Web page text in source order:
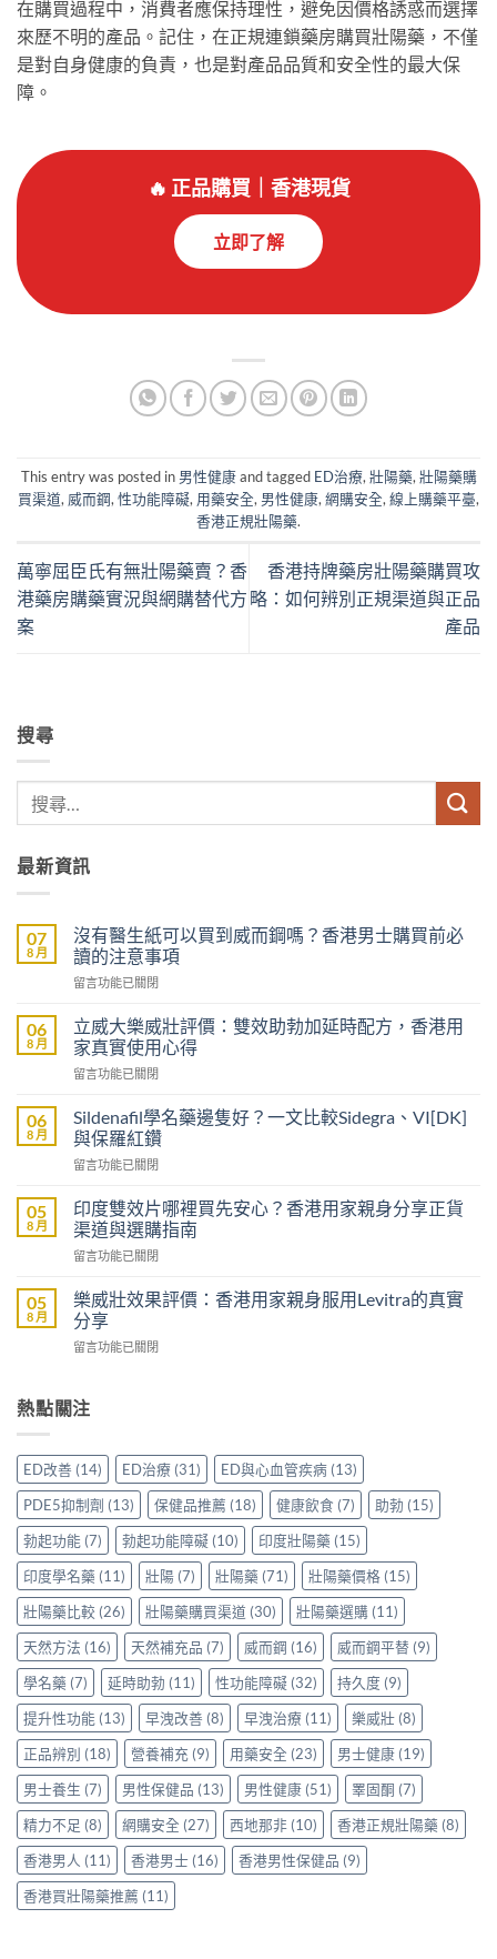
在購買過程中，消費者應保持理性，避免因價格誘惑而選擇
來歷不明的產品。記住，在正規連鎖藥房購買壯陽藥，不僅
是對自身健康的負責，也是對產品品質和安全性的最大保
障。
🔥 正品購買｜香港現貨
立即了解
This entry was posted in 男性健康and tagged ED治療,壯陽藥,壯陽藥購
買渠道, 威而鋼,性功能障礙, 用藥安全, 男性健康,網購安全,線上購藥平臺,
香港正規壯陽藥.
萬寧屈臣氏有無壯陽藥賣？香
港藥房購藥實況與網購替代方
案
香港持牌藥房壯陽藥購買攻
略：如何辨別正規渠道與正品
產品
搜尋
最新資訊
07
8 月
沒有醫生紙可以買到威而鋼嗎？香港男士購買前必
讀的注意事項
在
有
醫
生
紙
以
買
到
威
鋼
嗎？
港
士
購
買
讀
的
意
事
項〉
中
留言功能已關閉
06
8 月
立威大樂威壯評價：雙效助勃加延時配方，香港用
家真實使用心得
在
威
大
樂
威
評
價：
雙
效
勃
加
時
香
家
真
實
使
用
心
得〉
中
留言功能已關閉
06
8 月
Sildenafil學名藥邊隻好？一文比較Sidegra、VI[DK]
與保羅紅鑽
在
學
名
藥
邊
好？
一
文
比
VI[DK]
羅
紅
鑽〉
中
留言功能已關閉
05
8 月
印度雙效片哪裡買先安心？香港用家親身分享正貨
渠道與選購指南
在
度
雙
效
片
買
心？
香
港
用
家
親
身
分
享
正
貨
渠
道
與
選
購
指
南〉
中
留言功能已關閉
05
8 月
樂威壯效果評價：香港用家親身服用Levitra的真實
分享
在
壯
效
評
價：
香
港
用
家
親
身
服
用
Levitra
的
真
實
分
享〉
中
留言功能已關閉
熱點關注
ED改善 (14) ED治療 (31) ED與心血管疾病 (13)
PDE5抑制劑 (13) 保健品推薦 (18) 健康飲食 (7) 助勃 (15)
勃起功能 (7) 勃起功能障礙 (10) 印度壯陽藥 (15)
印度學名藥 (11) 壯陽 (7) 壯陽藥 (71) 壯陽藥價格 (15)
壯陽藥比較 (26) 壯陽藥購買渠道 (30) 壯陽藥選購 (11)
天然方法 (16) 天然補充品 (7) 威而鋼 (16) 威而鋼平替 (9)
學名藥 (7) 延時助勃 (11) 性功能障礙 (32) 持久度 (9)
提升性功能 (13) 早洩改善 (8) 早洩治療 (11) 樂威壯 (8)
正品辨別 (18) 營養補充 (9) 用藥安全 (23) 男士健康 (19)
男士養生 (7) 男性保健品 (13) 男性健康 (51) 睪固酮 (7)
精力不足 (8) 網購安全 (27) 西地那非 (10) 香港正規壯陽藥 (8)
香港男人 (11) 香港男士 (16) 香港男性保健品 (9)
香港買壯陽藥推薦 (11)